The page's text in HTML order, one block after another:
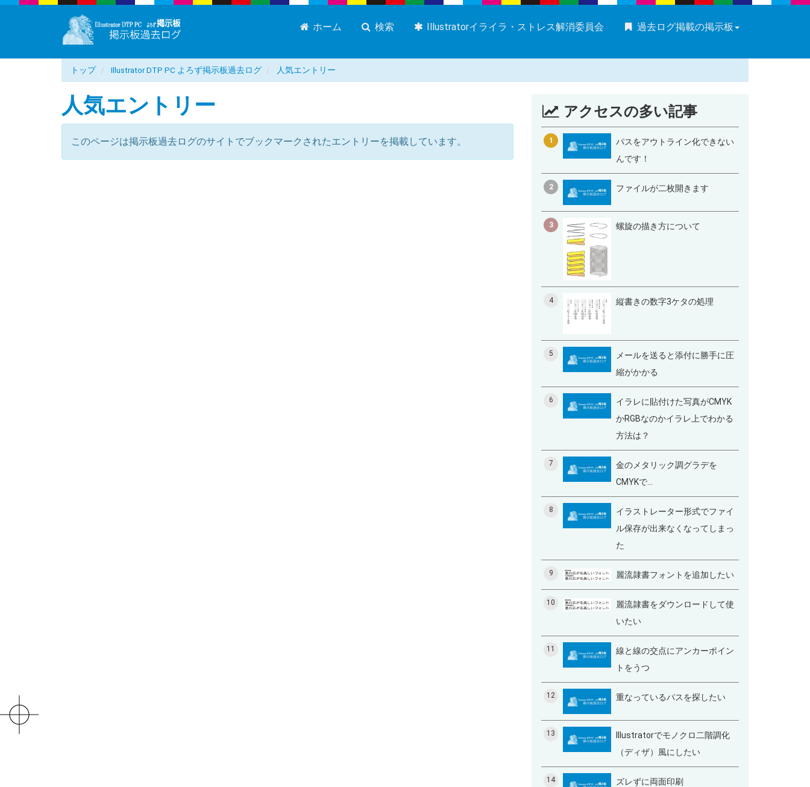
ホーム 検索 Illustratorイライラ・ストレス解消委員会 過去ログ掲載の掲示板
トップ Illustrator DTP PC よろず掲示板過去ログ 人気エントリー
人気エントリー
このページは掲示板過去ログのサイトでブックマークされたエントリーを掲載しています。
アクセスの多い記事
1
パスをアウトライン化できない
んです！
2 ファイルが二枚開きます
3 螺旋の描き方について
4 縦書きの数字3ケタの処理
5
メールを送ると添付に勝手に圧
縮がかかる
6
イラレに貼付けた写真がCMYK
かRGBなのかイラレ上でわかる
方法は？
7
金のメタリック調グラデを
CMYKで...
8
イラストレーター形式でファイ
ル保存が出来なくなってしまっ
た
9 麗流隷書フォントを追加したい
10
麗流隷書をダウンロードして使
いたい
11
線と線の交点にアンカーポイン
トをうつ
12 重なっているパスを探したい
13
Illustratorでモノクロ二階調化
（ディザ）風にしたい
14 ズレずに両面印刷